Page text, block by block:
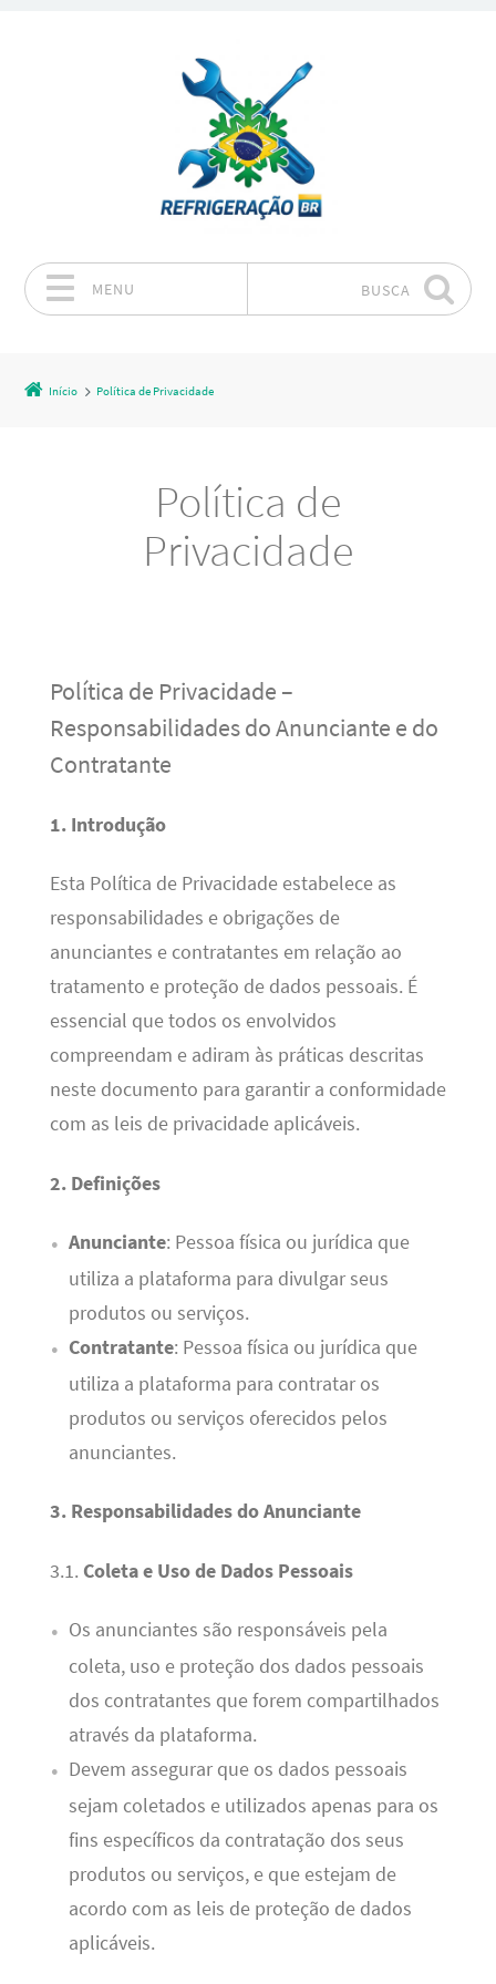
MENU BUSCA
Início Política de Privacidade
Política de
Privacidade
Política de Privacidade –
Responsabilidades do Anunciante e do
Contratante
1. Introdução
Esta Política de Privacidade estabelece as
responsabilidades e obrigações de
anunciantes e contratantes em relação ao
tratamento e proteção de dados pessoais. É
essencial que todos os envolvidos
compreendam e adiram às práticas descritas
neste documento para garantir a conformidade
com as leis de privacidade aplicáveis.
2. Definições
Anunciante: Pessoa física ou jurídica que
utiliza a plataforma para divulgar seus
produtos ou serviços.
Contratante: Pessoa física ou jurídica que
utiliza a plataforma para contratar os
produtos ou serviços oferecidos pelos
anunciantes.
3. Responsabilidades do Anunciante
3.1. Coleta e Uso de Dados Pessoais
Os anunciantes são responsáveis pela
coleta, uso e proteção dos dados pessoais
dos contratantes que forem compartilhados
através da plataforma.
Devem assegurar que os dados pessoais
sejam coletados e utilizados apenas para os
fins específicos da contratação dos seus
produtos ou serviços, e que estejam de
acordo com as leis de proteção de dados
aplicáveis.